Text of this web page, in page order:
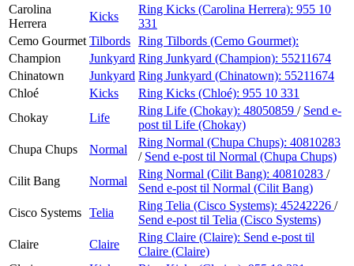
Carolina
Herrera
Kicks
Ring Kicks (Carolina Herrera): 955 10
331
Cemo Gourmet Tilbords Ring Tilbords (Cemo Gourmet):
Champion
Junkyard Ring Junkyard (Champion): 55211674
Chinatown
Junkyard Ring Junkyard (Chinatown): 55211674
Chloé
Kicks Ring Kicks (Chloé): 955 10 331
Chokay
Life
Ring Life (Chokay): 48050859 / Send e-
post til Life (Chokay)
Chupa Chups
Normal
Ring Normal (Chupa Chups): 40810283
/ Send e-post til Normal (Chupa Chups)
Cilit Bang
Normal
Ring Normal (Cilit Bang): 40810283 /
Send e-post til Normal (Cilit Bang)
Cisco Systems Telia
Ring Telia (Cisco Systems): 45242226 /
Send e-post til Telia (Cisco Systems)
Claire
Claire
Ring Claire (Claire): Send e-post til
Claire (Claire)